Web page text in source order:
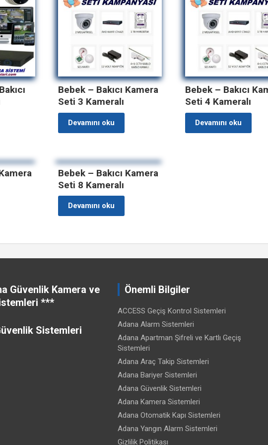
Bebek – Bakıcı Kamera
Seti 3 Kameralı
Devamını oku
Bebek – Bakıcı
Seti 4 Kameralı
Devamını oku
Bebek – Bakıcı Kamera
Seti 8 Kameralı
Devamını oku
Güvenlik Kamera ve
***
Sistemleri
Önemli Bilgiler
ACCESS Geçiş Kontrol Sistemleri
Adana Alarm Sistemleri
Adana Apartman Şifreli ve Kartlı Geçiş
Sistemleri
Adana Araç Takip Sistemleri
Adana Bariyer Sistemleri
Adana Güvenlik Sistemleri
Adana Kamera Sistemleri
Adana Otomatik Kapı Sistemleri
Adana Yangın Alarm Sistemleri
Gizlilik Politikası